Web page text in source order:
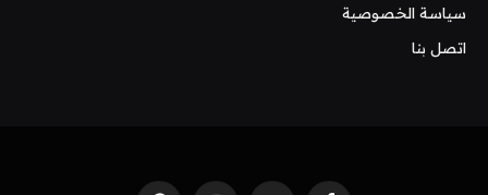
سياسة الخصوصية
اتصل بنا